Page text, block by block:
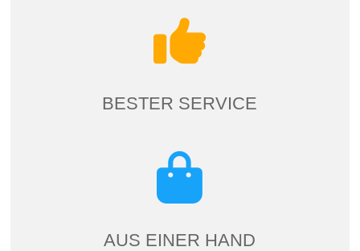
BESTER SERVICE
AUS EINER HAND